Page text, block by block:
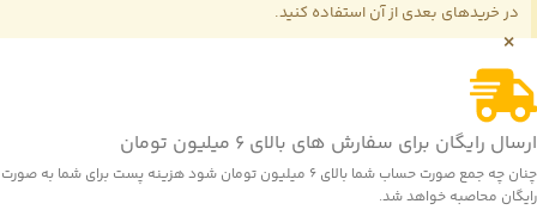
در خریدهای بعدی از آن استفاده کنید.
×
ارسال رایگان برای سفارش های بالای 6 میلیون تومان
چنان چه جمع صورت حساب شما بالای 6 میلیون تومان شود هزینه پست برای شما به صورت
رایگان محاصبه خواهد شد.